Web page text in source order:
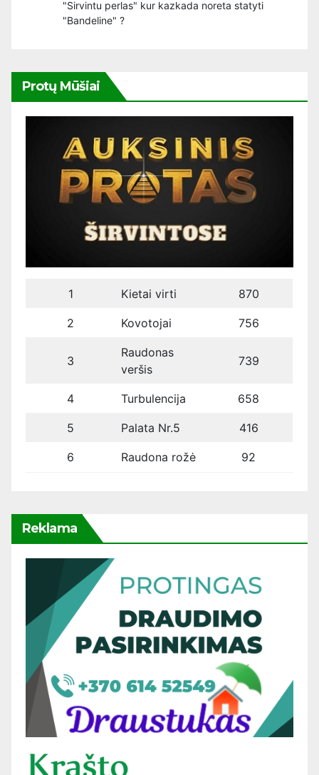
"Sirvintu perlas" kur kazkada noreta statyti
"Bandeline" ?
Protų Mūšiai
1 Kietai virti 870
2 Kovotojai 756
3
Raudonas
veršis
739
4 Turbulencija 658
5 Palata Nr.5 416
6 Raudona rožė 92
Reklama